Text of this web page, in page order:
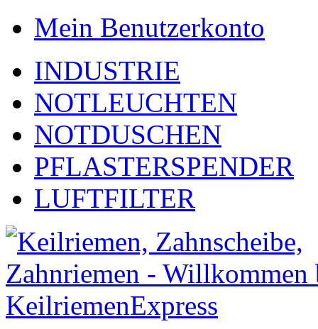
Mein Benutzerkonto
INDUSTRIE
NOTLEUCHTEN
NOTDUSCHEN
PFLASTERSPENDER
LUFTFILTER